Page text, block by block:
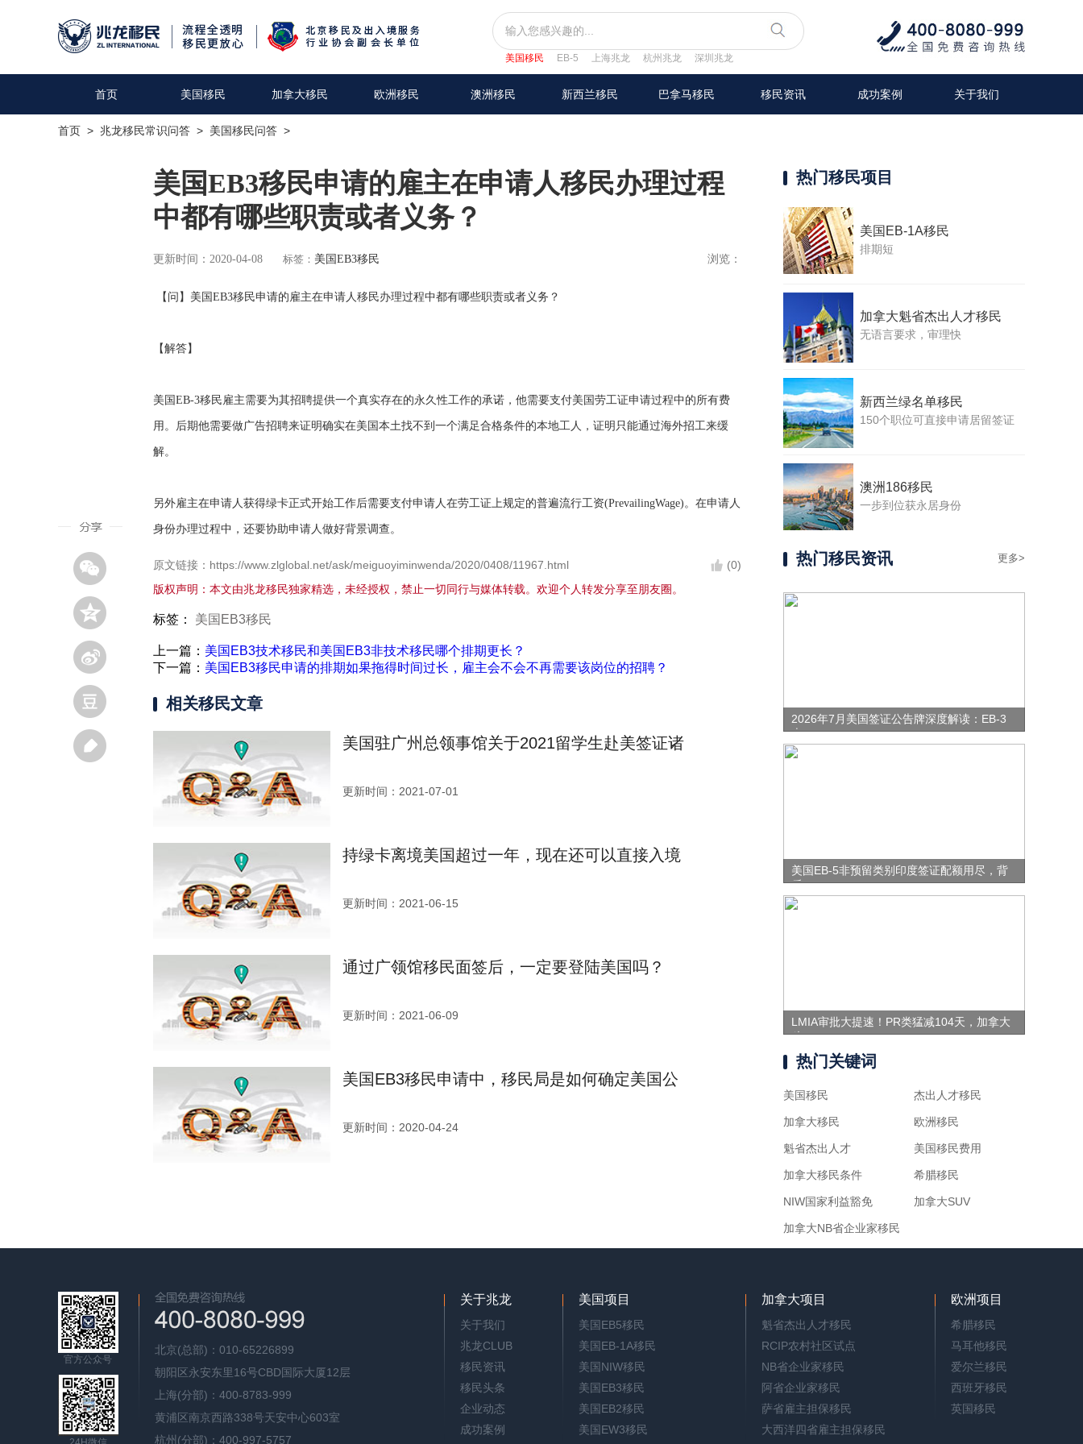
美国移民 EB-5 上海兆龙 杭州兆龙 深圳兆龙
首页 美国移民 加拿大移民 欧洲移民 澳洲移民 新西兰移民 巴拿马移民 移民资讯 成功案例 关于我们
首页 > 兆龙移民常识问答 > 美国移民问答 >
美国EB3移民申请的雇主在申请人移民办理过程
中都有哪些职责或者义务？
更新时间：2020-04-08 标签： 美国EB3移民 浏览：
【问】美国EB3移民申请的雇主在申请人移民办理过程中都有哪些职责或者义务？
【解答】
美国EB-3移民雇主需要为其招聘提供一个真实存在的永久性工作的承诺，他需要支付美国劳工证申请过程中的所有费
用。后期他需要做广告招聘来证明确实在美国本土找不到一个满足合格条件的本地工人，证明只能通过海外招工来缓
解。
另外雇主在申请人获得绿卡正式开始工作后需要支付申请人在劳工证上规定的普遍流行工资(PrevailingWage)。在申请人
身份办理过程中，还要协助申请人做好背景调查。
原文链接：https://www.zlglobal.net/ask/meiguoyiminwenda/2020/0408/11967.html
(0)
版权声明：本文由兆龙移民独家精选，未经授权，禁止一切同行与媒体转载。欢迎个人转发分享至朋友圈。
标签： 美国EB3移民
上一篇： 美国EB3技术移民和美国EB3非技术移民哪个排期更长？
下一篇： 美国EB3移民申请的排期如果拖得时间过长，雇主会不会不再需要该岗位的招聘？
相关移民文章
美国驻广州总领事馆关于2021留学生赴美签证诸
更新时间：2021-07-01
持绿卡离境美国超过一年，现在还可以直接入境
更新时间：2021-06-15
通过广领馆移民面签后，一定要登陆美国吗？
更新时间：2021-06-09
美国EB3移民申请中，移民局是如何确定美国公
更新时间：2020-04-24
热门移民项目
美国EB-1A移民
排期短
加拿大魁省杰出人才移民
无语言要求，审理快
新西兰绿名单移民
150个职位可直接申请居留签证
澳洲186移民
一步到位获永居身份
热门移民资讯 更多>
2026年7月美国签证公告牌深度解读：EB-3
表
美国EB-5非预留类别印度签证配额用尽，背
后
LMIA审批大提速！PR类猛减104天，加拿大
移
热门关键词
美国移民
加拿大移民
魁省杰出人才
加拿大移民条件
NIW国家利益豁免
加拿大NB省企业家移民
杰出人才移民
欧洲移民
美国移民费用
希腊移民
加拿大SUV
官方公众号
北京(总部)：010-65226899
朝阳区永安东里16号CBD国际大厦12层
上海(分部)：400-8783-999
黄浦区南京西路338号天安中心603室
杭州(分部)：400-997-5757
关于兆龙
关于我们
兆龙CLUB
移民资讯
移民头条
企业动态
成功案例
美国项目
美国EB5移民
美国EB-1A移民
美国NIW移民
美国EB3移民
美国EB2移民
美国EW3移民
加拿大项目
魁省杰出人才移民
RCIP农村社区试点
NB省企业家移民
阿省企业家移民
萨省雇主担保移民
大西洋四省雇主担保移民
欧洲项目
希腊移民
马耳他移民
爱尔兰移民
西班牙移民
英国移民